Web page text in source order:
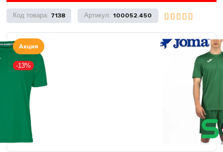
7138 100052.450
Акция
-13%